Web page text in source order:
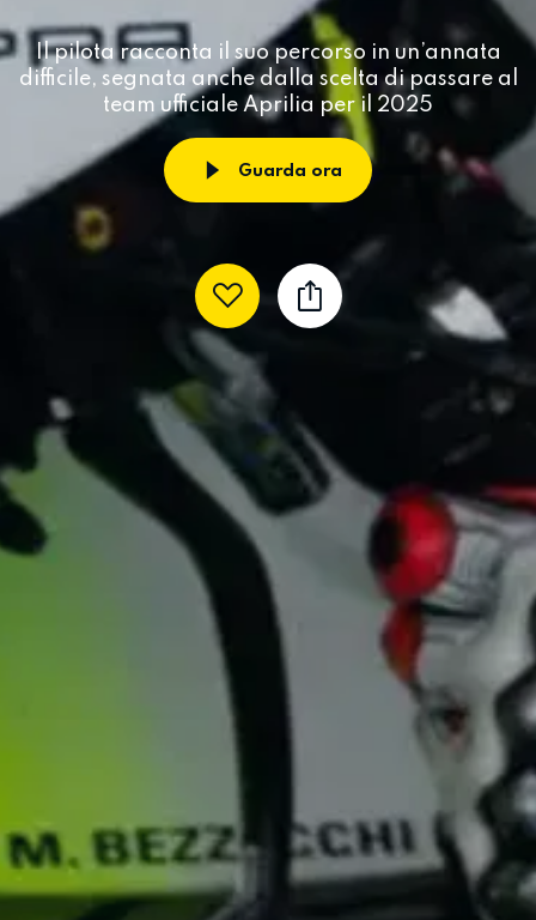
Il pilota racconta il suo percorso in un’annata
difficile, segnata anche dalla scelta di passare al
team ufficiale Aprilia per il 2025
Guarda ora